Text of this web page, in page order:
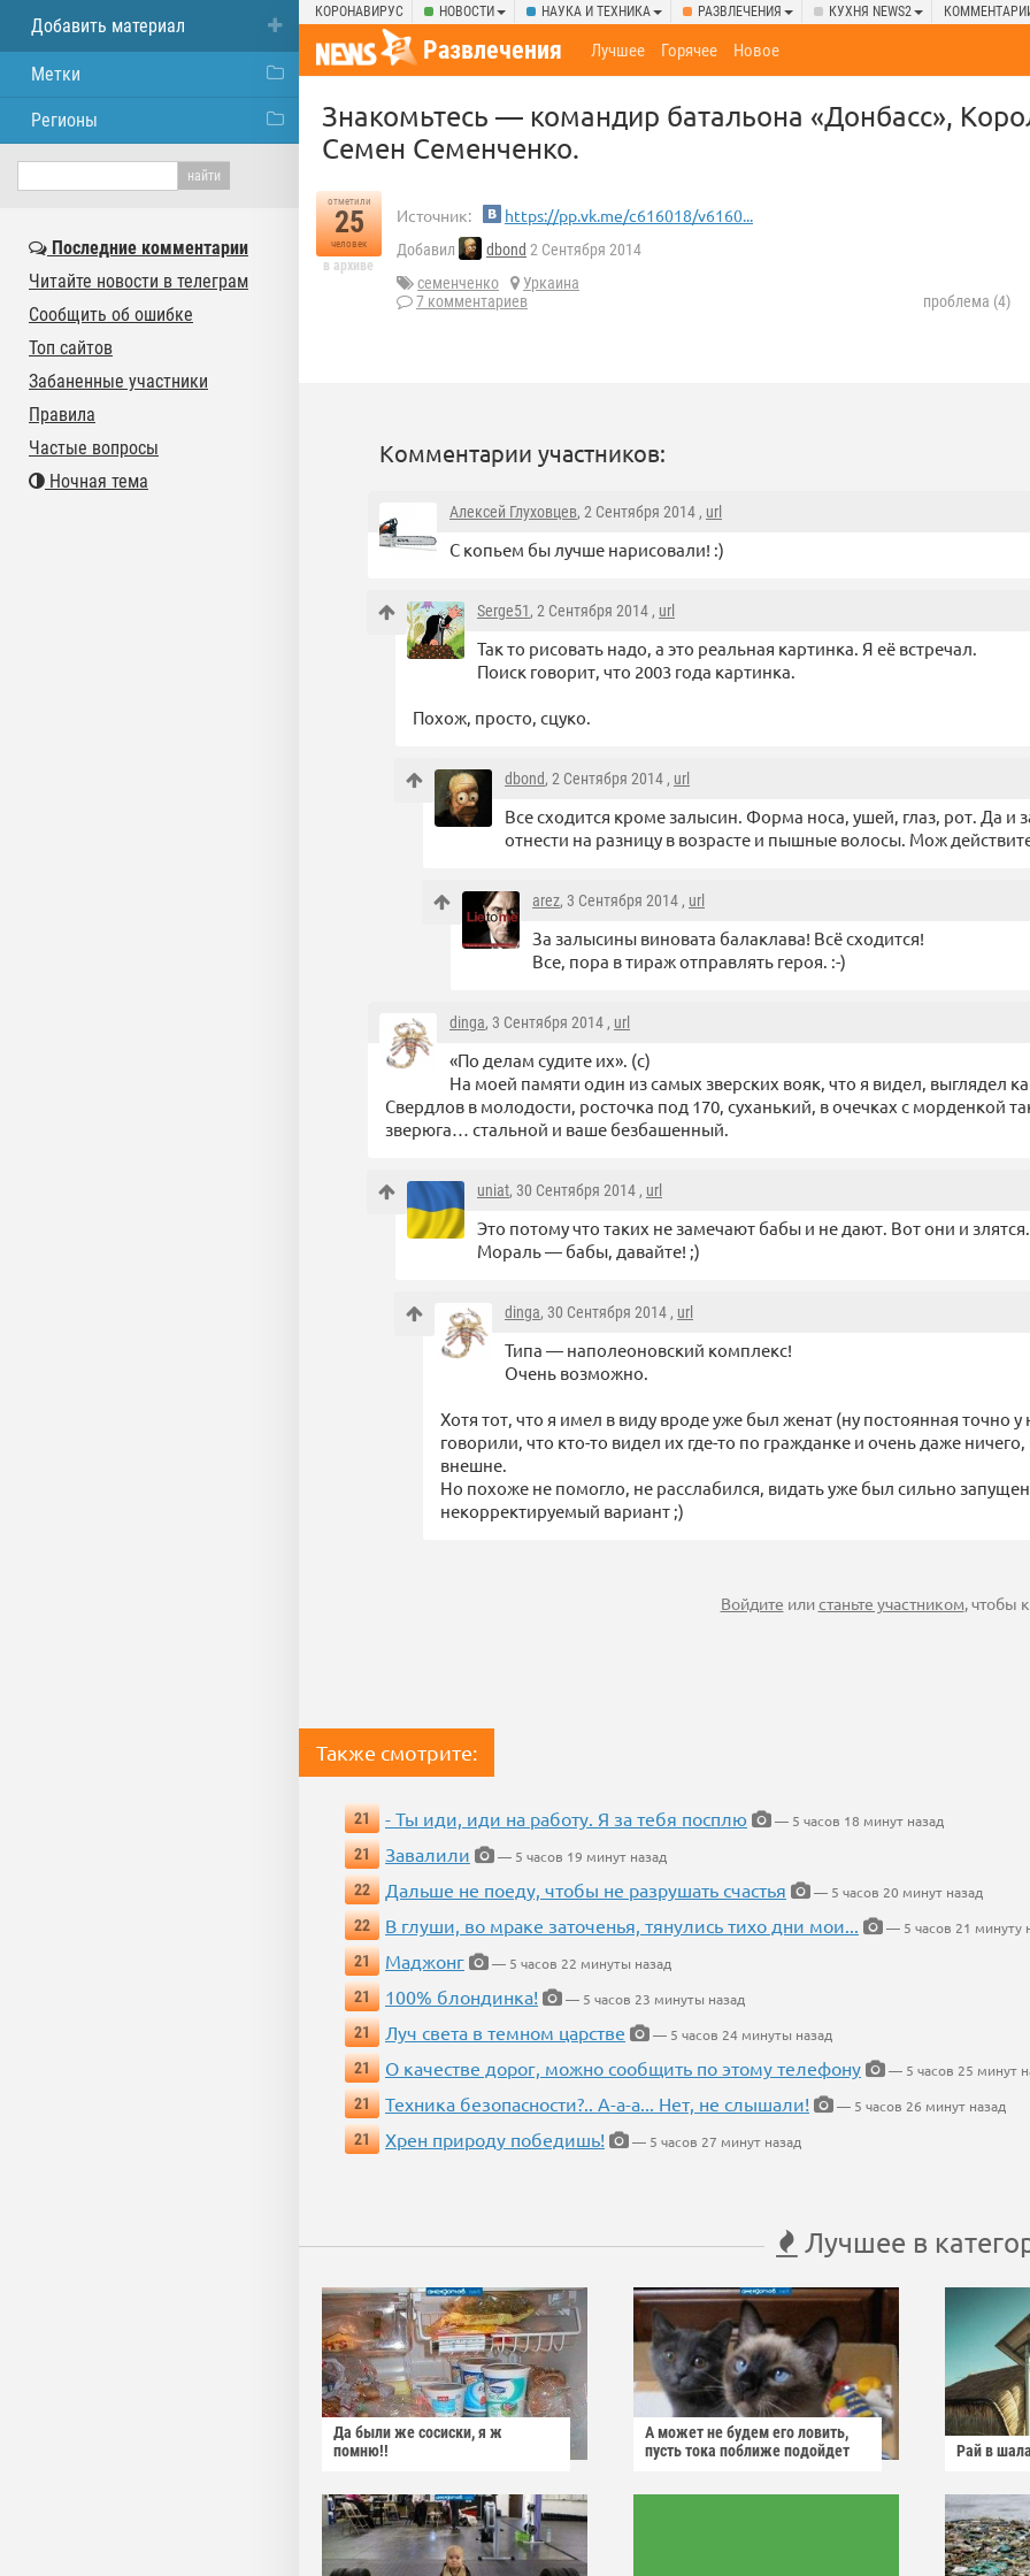
КОРОНАВИРУС НОВОСТИ НАУКА И ТЕХНИКА РАЗВЛЕЧЕНИЯ КУХНЯ NEWS2
Развлечения Лучшее Горячее Новое
Знакомьтесь — командир батальона «Донбасс»,
Семен Семенченко.
отметили
25
человек
в архиве
Источник: https://pp.vk.me/c616018/v6160...
Добавил dbond 2 Сентября 2014
семенченко
Уркаина
7 комментариев
проблема (4)
Комментарии участников:
Алексей Глуховцев, 2 Сентября 2014 , url
С копьем бы лучше нарисовали! :)
Serge51, 2 Сентября 2014 , url
Так то рисовать надо, а это реальная картинка. Я её встречал.
Поиск говорит, что 2003 года картинка.
Похож, просто, сцуко.
dbond, 2 Сентября 2014 , url
Все сходится кроме залысин. Форма носа, ушей, глаз, рот. Да
отнести на разницу в возрасте и пышные волосы. Мож
arez, 3 Сентября 2014 , url
За залысины виновата балаклава! Всё сходится!
Все, пора в тираж отправлять героя. :-)
dinga, 3 Сентября 2014 , url
«По делам судите их». (с)
На моей памяти один из самых зверских вояк, что я видел, выглядел
Свердлов в молодости, росточка под 170, суханький, в очечках с морденкой
зверюга… стальной и ваше безбашенный.
uniat, 30 Сентября 2014 , url
Это потому что таких не замечают бабы и не дают. Вот они и злятся.
Мораль — бабы, давайте! ;)
dinga, 30 Сентября 2014 , url
Типа — наполеоновский комплекс!
Очень возможно.
Хотя тот, что я имел в виду вроде уже был женат (ну постоянная точно
говорили, что кто-то видел их где-то по гражданке и очень даже
внешне.
Но похоже не помогло, не расслабился, видать уже был сильно
некорректируемый вариант ;)
Войдите илистаньте участником, чтобы
Также смотрите:
21 - Ты иди, иди на работу. Я за тебя посплю
— 5 часов 18 минут назад
21
Завалили
— 5 часов 19 минут назад
22
Дальше не поеду, чтобы не разрушать счастья
— 5 часов 20 минут назад
22
В глуши, во мраке заточенья, тянулись тихо дни мои...
— 5 часов 21 минуту
21
Маджонг
— 5 часов 22 минуты назад
21
100% блондинка!
— 5 часов 23 минуты назад
21
Луч света в темном царстве
— 5 часов 24 минуты назад
21
О качестве дорог, можно сообщить по этому телефону
— 5 часов 25 минут
21
Техника безопасности?.. А-а-а... Нет, не слышали!
— 5 часов 26 минут назад
21
Хрен природу победишь! — 5 часов 27 минут назад
Лучшее в
Да были же сосиски, я ж
помню!!
А может не будем его ловить,
пусть тока поближе подойдет
Рай в
Добавить материал
Метки
Регионы
Последние комментарии
Читайте новости в телеграм
Сообщить об ошибке
Топ сайтов
Забаненные участники
Правила
Частые вопросы
Ночная тема